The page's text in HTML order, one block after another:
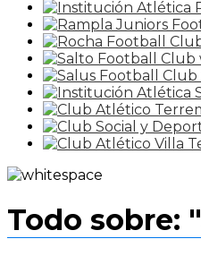
Todo sobre: